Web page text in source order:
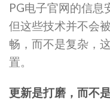
PG电子官网的信息
但这些技术并不会
畅，而不是复杂，
置。
更新是打磨，而不